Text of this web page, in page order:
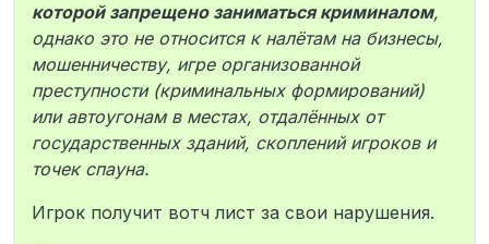
которой запрещено заниматься криминалом,
однако это не относится к налётам на бизнесы,
мошенничеству, игре организованной
преступности (криминальных формирований)
или автоугонам в местах, отдалённых от
государственных зданий, скоплений игроков и
точек спауна.
Игрок получит вотч лист за свои нарушения.